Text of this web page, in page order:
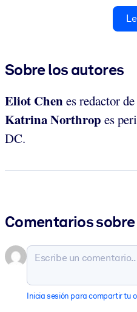
Sobre los autores
Eliot Chenesredactor de
Katrina Northrop es
DC.
Comentarios
Inicia sesión para compartir tu